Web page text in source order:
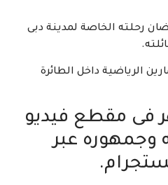
رحلته الخاصة لمدينة دبى
الرياضية داخل الطائرة
فى مقطع فيديو
وجمهوره عبر